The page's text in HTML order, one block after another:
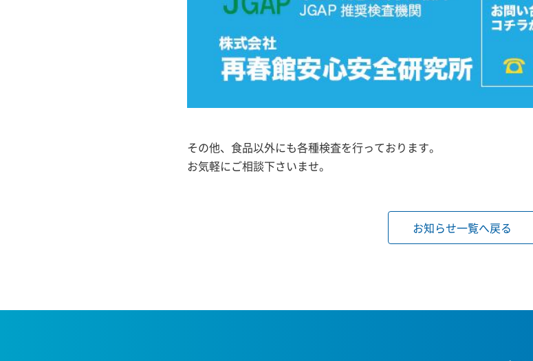
その他、食品以外にも各種検査を行っております。
お気軽にご相談下さいませ。
お知らせ一覧へ戻る